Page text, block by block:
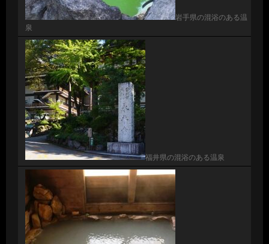
岩手県の混浴のある温
泉
福井県の混浴のある温泉